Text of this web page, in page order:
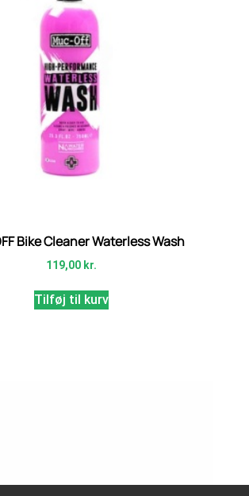
Bike Cleaner Waterless Wash
119,00 kr.
Tilføj til kurv